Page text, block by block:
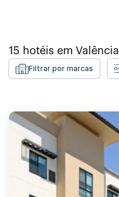
15 hotéis em Valência
Filtrar por marcas